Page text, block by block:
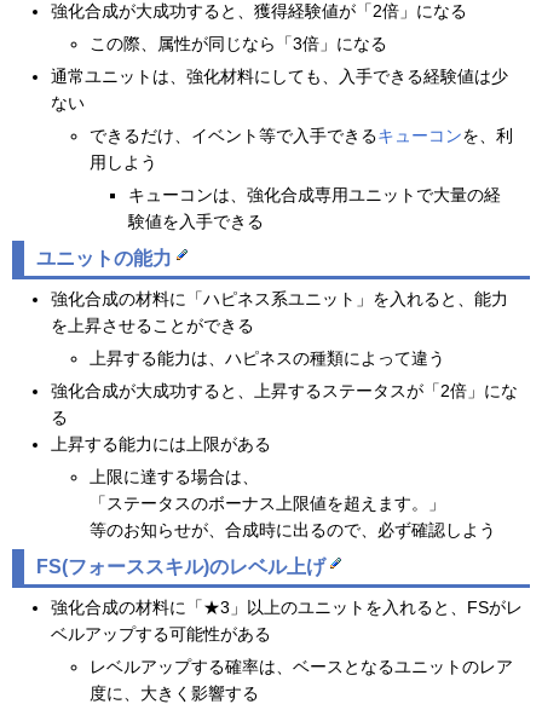
強化合成が大成功すると、獲得経験値が「2倍」になる
この際、属性が同じなら「3倍」になる
通常ユニットは、強化材料にしても、入手できる経験値は少
ない
できるだけ、イベント等で入手できるキューコンを、利
用しよう
キューコンは、強化合成専用ユニットで大量の経
験値を入手できる
ユニットの能力
強化合成の材料に「ハピネス系ユニット」を入れると、能力
を上昇させることができる
上昇する能力は、ハピネスの種類によって違う
強化合成が大成功すると、上昇するステータスが「2倍」にな
る
上昇する能力には上限がある
上限に達する場合は、
「ステータスのボーナス上限値を超えます。」
等のお知らせが、合成時に出るので、必ず確認しよう
FS(フォーススキル)のレベル上げ
強化合成の材料に「★3」以上のユニットを入れると、FSがレ
ベルアップする可能性がある
レベルアップする確率は、ベースとなるユニットのレア
度に、大きく影響する